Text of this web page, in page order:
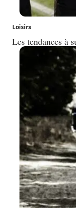
Loisirs
Les tendances à